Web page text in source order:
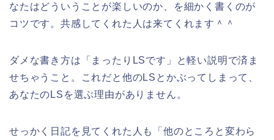
なたはどういうことが楽しいのか、を細かく書くのが
コツです。共感してくれた人は来てくれます＾＾
ダメな書き方は「まったりLSです」と軽い説明で済ま
せちゃうこと。これだと他のLSとかぶってしまって、
あなたのLSを選ぶ理由がありません。
せっかく日記を見てくれた人も「他のところと変わら